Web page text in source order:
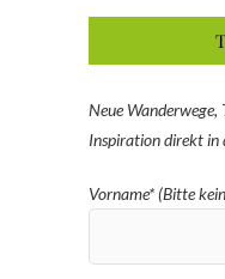
Neue
Inspiration direkt in
Vorname* (Bitte